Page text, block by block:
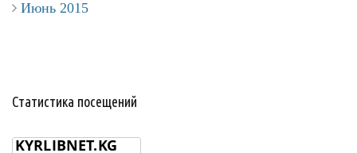
Июнь 2015
Статистика посещений